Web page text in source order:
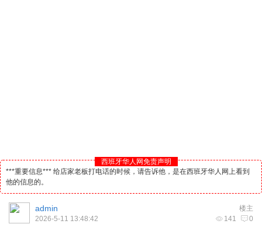
西班牙华人网免责声明
***重要信息*** 给店家老板打电话的时候，请告诉他，是在西班牙华人网上看到
他的信息的。
楼主
admin
141 0
2026-5-11 13:48:42